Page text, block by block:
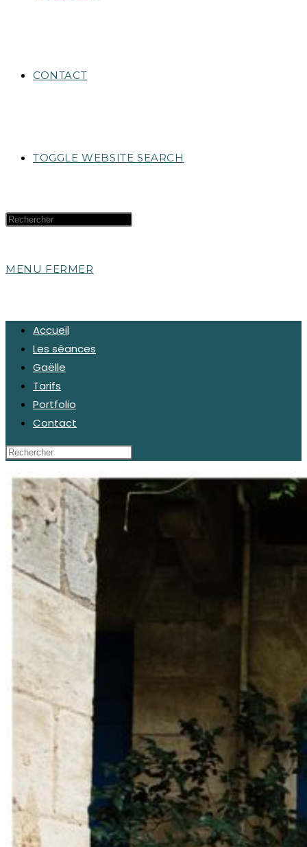
CONTACT
TOGGLE WEBSITE SEARCH
MENU FERMER
Accueil
Les séances
Gaëlle
Tarifs
Portfolio
Contact